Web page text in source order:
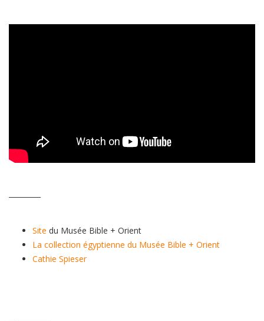
Site du Musée Bible + Orient
La collection égyptienne du Musée Bible + Orient
Cathie Spieser